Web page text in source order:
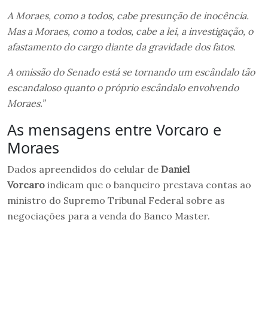
A Moraes, como a todos, cabe presunção de inocência.
Mas a Moraes, como a todos, cabe a lei, a investigação, o
afastamento do cargo diante da gravidade dos fatos.
A omissão do Senado está se tornando um escândalo tão
escandaloso quanto o próprio escândalo envolvendo
Moraes.”
As mensagens entre Vorcaro e
Moraes
Dados apreendidos do celular de Daniel
Vorcaro indicam que o banqueiro prestava contas ao
ministro do Supremo Tribunal Federal sobre as
negociações para a venda do Banco Master.